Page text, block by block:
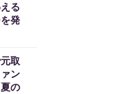
る
発
取
ン
の